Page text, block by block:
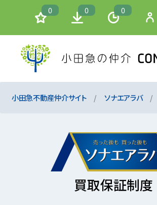
0 0 0
小田急不動産仲介サイト ソナエアラバ
買取保証制度